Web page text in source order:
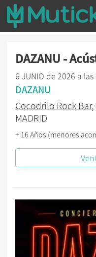
DAZANU -
6 JUNIO de 2026 a las
DAZANU
Cocodrilo Rock Bar,
MADRID
+ 16 Años (menores